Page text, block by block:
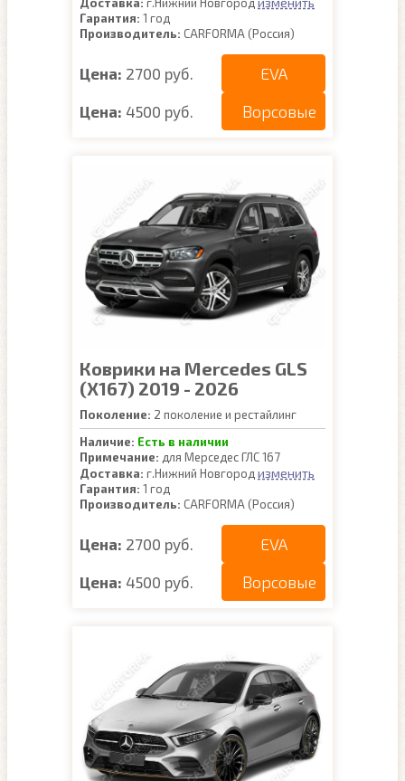
Гарантия: 1 год
Производитель: CARFORMA (Россия)
Цена: 2700 руб. EVA
Цена: 4500 руб. Ворсовые
Коврики на Mercedes GLS
(X167) 2019 - 2026
Поколение: 2 поколение и рестайлинг
Наличие: Есть в наличии
Примечание: для Мерседес ГЛС 167
Доставка: г.Нижний Новгород изменить
Гарантия: 1 год
Производитель: CARFORMA (Россия)
Цена: 2700 руб. EVA
Цена: 4500 руб. Ворсовые